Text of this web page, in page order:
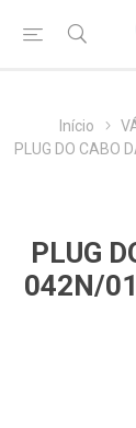
Início
PLUG DO CABO
PLUG
042N/